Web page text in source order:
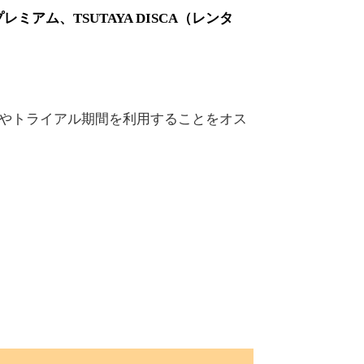
ミアム、TSUTAYA DISCA（レンタ
トライアル期間を利用することをオス